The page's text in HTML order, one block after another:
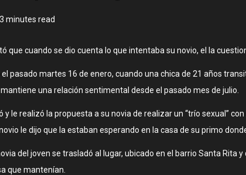
3 minutes read
que cuando se dio cuenta lo que intentaba su novio, el la
el pasado martes 16 de enero, cuando una chica de 21 años
una relación sentimental desde el pasado mes de julio.
y le realizó la propuesta a su novia de realizar un “trío sexual”
le dijo que la estaban esperando en la casa de su primo
del joven se trasladó al lugar, ubicado en el barrio Santa
que mantenían.